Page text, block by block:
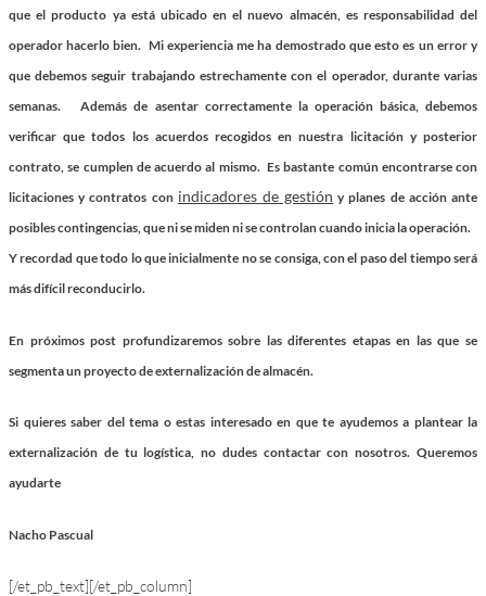
que el producto ya está ubicado en el nuevo almacén, es responsabilidad del
operador hacerlo bien. Mi experiencia me ha demostrado que esto es un error y
que debemos seguir trabajando estrechamente con el operador, durante varias
semanas. Además de asentar correctamente la operación básica, debemos
verificar que todos los acuerdos recogidos en nuestra licitación y posterior
contrato, se cumplen de acuerdo al mismo. Es bastante común encontrarse con
licitaciones y contratos con indicadores de gestión y planes de acción ante
posibles contingencias, que ni se miden ni se controlan cuando inicia la operación.
Y recordad que todo lo que inicialmente no se consiga, con el paso del tiempo será
más difícil reconducirlo.
En próximos post profundizaremos sobre las diferentes etapas en las que se
segmenta un proyecto de externalización de almacén.
Si quieres saber del tema o estas interesado en que te ayudemos a plantear la
externalización de tu logística, no dudes contactar con nosotros. Queremos
ayudarte
Nacho Pascual
[/et_pb_text][/et_pb_column]